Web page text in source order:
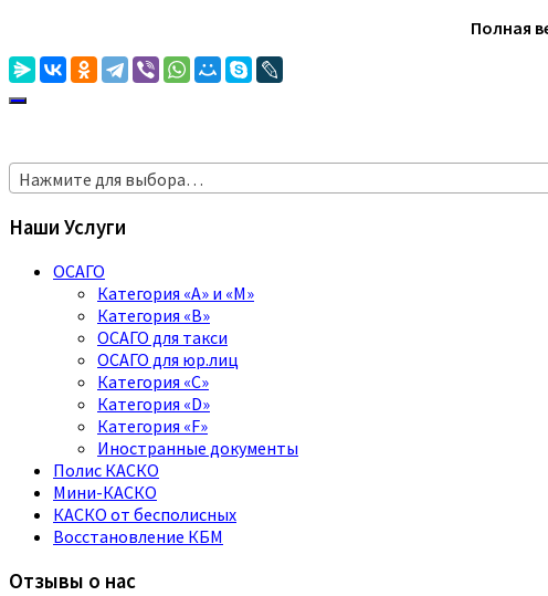
Полная
Нажмите для выбора…
Наши Услуги
ОСАГО
Категория «A» и «M»
Категория «B»
ОСАГО для такси
ОСАГО для юр.лиц
Категория «C»
Категория «D»
Категория «F»
Иностранные документы
Полис КАСКО
Мини-КАСКО
КАСКО от бесполисных
Восстановление КБМ
Отзывы о нас